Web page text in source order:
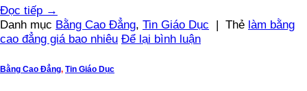
Đọc tiếp →
Danh mục Bằng Cao Đẳng, Tin Giáo Dục | Thẻ làm bằng
cao đẳng giá bao nhiêu Để lại bình luận
Bằng Cao Đẳng, Tin Giáo Dục